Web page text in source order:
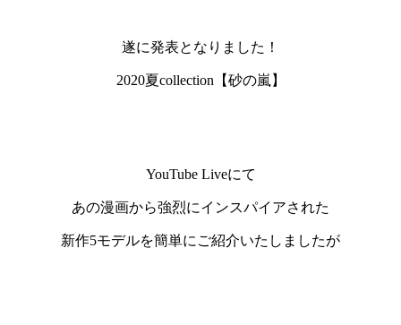
遂に発表となりました！
2020夏collection【砂の嵐】
YouTube Liveにて
あの漫画から強烈にインスパイアされた
新作5モデルを簡単にご紹介いたしましたが